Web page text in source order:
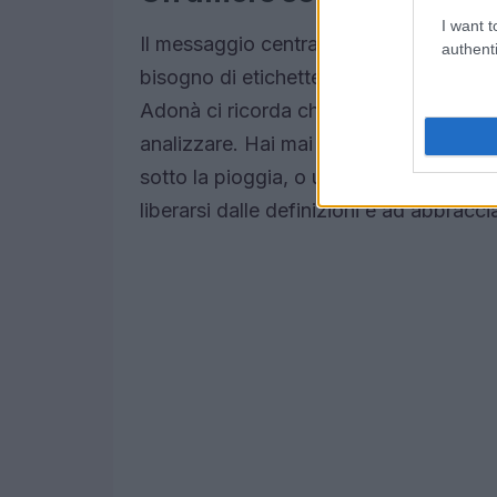
I want
Il messaggio centrale di “Chiamalo
bisogno di etichette né di spiegazioni.
Adonà ci ricorda che l’amore, quello
analizzare. Hai mai pensato a quanto
sotto la pioggia, o un gesto d’affetto
liberarsi dalle definizioni e ad